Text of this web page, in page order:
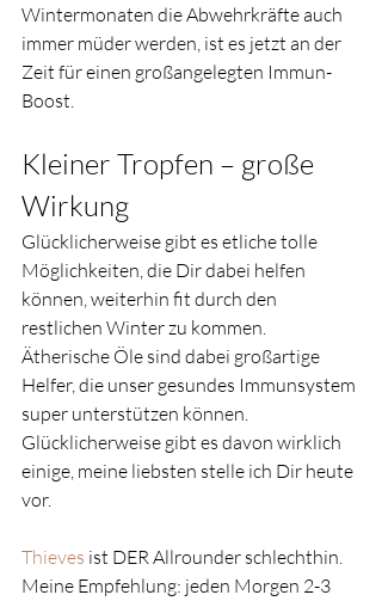
Wintermonaten die Abwehrkräfte auch
immer müder werden, ist es jetzt an der
Zeit für einen großangelegten Immun-
Boost.
Kleiner Tropfen – große
Wirkung
Glücklicherweise gibt es etliche tolle
Möglichkeiten, die Dir dabei helfen
können, weiterhin fit durch den
restlichen Winter zu kommen.
Ätherische Öle sind dabei großartige
Helfer, die unser gesundes Immunsystem
super unterstützen können.
Glücklicherweise gibt es davon wirklich
einige, meine liebsten stelle ich Dir heute
vor.
Thieves ist DER Allrounder schlechthin.
Meine Empfehlung: jeden Morgen 2-3